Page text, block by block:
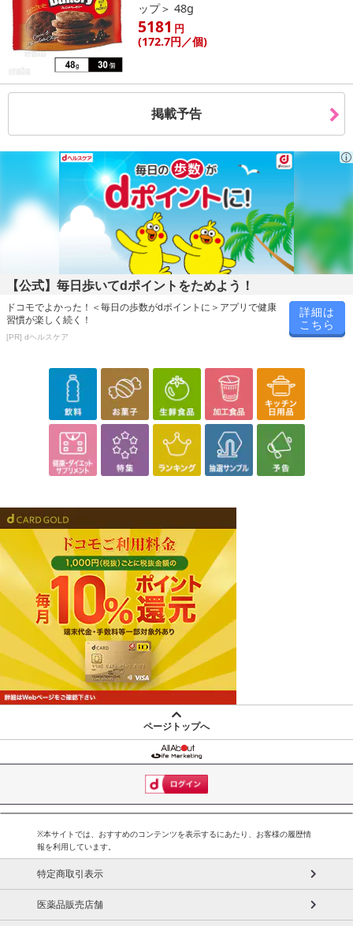
ップ＞ 48g
5181 円
(172.7円 ／個)
掲載予告
【公式】毎日歩いてdポイントをためよう！
ドコモでよかった！＜毎日の歩数がdポイントに＞アプリで健康
習慣が楽しく続く！
[PR] dヘルスケア
詳細は
こちら
ページトップへ
※本サイトでは、おすすめのコンテンツを表示するにあたり、お客様の履歴情
報を利用しています。
特定商取引表示
医薬品販売店舗